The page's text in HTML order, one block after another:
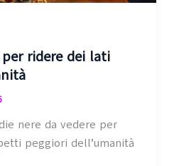
ridere dei lati
nere da vedere per
peggiori dell’umanità